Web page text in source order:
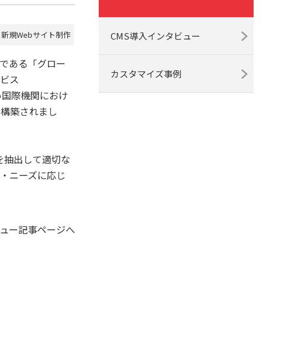
新規Webサイト制作
ある「グロー
ス
際機関におけ
築されまし
抽出して適切な
ニーズに応じ
ー記事ページへ
CMS導入インタビュー
カスタマイズ事例